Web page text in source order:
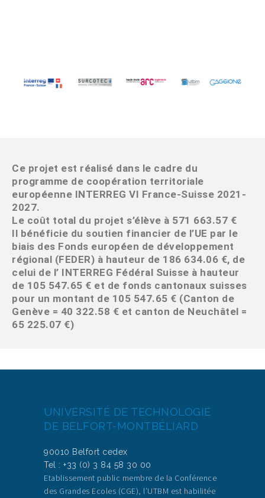
Ce projet est réalisé dans le cadre du
programme de coopération territoriale
européenne INTERREG VI France‐Suisse 2021-
2027.
Le coût total du projet s’élève à 571 663.57 €
Il bénéficie du soutien financier de l’UE par le
biais des Fonds européen de développement
régional (FEDER) à hauteur de 186 634.06 €, de
celui de l’ INTERREG Fédéral Suisse à hauteur
de 105 547.65 € et de fonds cantonaux suisses
pour un montant de 105 547.65 € (Canton de
Genève = 40 322.58 € et canton de Neuchâtel =
65 225.07 €)
UNIVERSITÉ DE TECHNOLOGIE
DE BELFORT-MONTBÉLIARD
90010 Belfort cedex
Tel : +33 (0) 3 84 58 30 00
Etablissement public membre de la Conférence
des Grandes Ecoles (CGE), l’UTBM est habilitée